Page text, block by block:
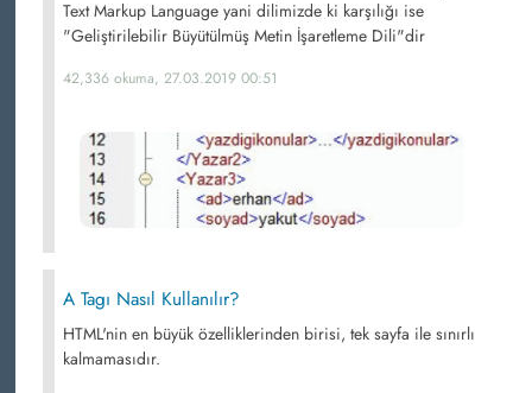
Text Markup Language yani dilimizde ki karşılığı ise
"Geliştirilebilir Büyütülmüş Metin İşaretleme Dili"dir
42,336 okuma, 27.03.2019 00:51
A Tagı Nasıl Kullanılır?
HTML'nin en büyük özelliklerinden birisi, tek sayfa ile sınırlı
kalmamasıdır.